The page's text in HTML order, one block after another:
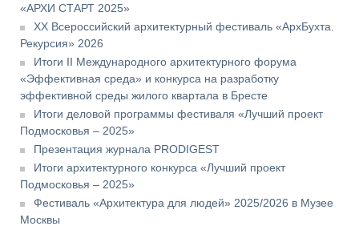
«АРХИ СТАРТ 2025»
XX Всероссийский архитектурный фестиваль «АрхБухта.
Рекурсия» 2026
Итоги II Международного архитектурного форума
«Эффективная среда» и конкурса на разработку
эффективной среды жилого квартала в Бресте
Итоги деловой программы фестиваля «Лучший проект
Подмосковья – 2025»
Презентация журнала PRODIGEST
Итоги архитектурного конкурса «Лучший проект
Подмосковья – 2025»
Фестиваль «Архитектура для людей» 2025/2026 в Музее
Москвы